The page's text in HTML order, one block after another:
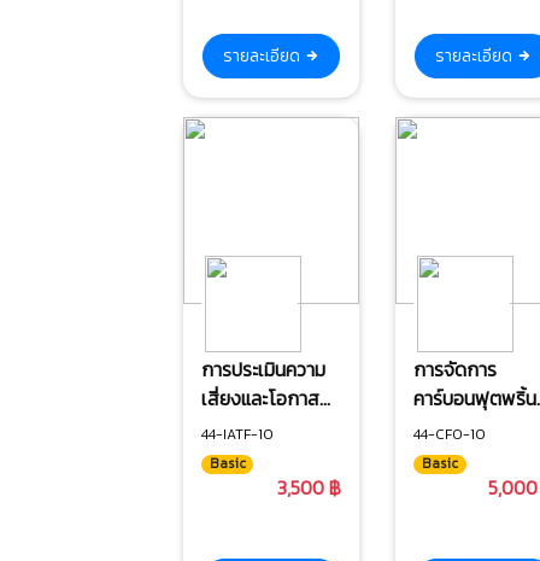
รายละเอียด รายละเอียด
การประเมินความ
เสี่ยงและโอกาส
สำหรับระบบบริหาร
คุณภาพ IATF
16949:2017
44-IATF-10
Basic
3,500 ฿
การจัดการ
คาร์บอนฟุตพริ้
ขององค์กร
44-CFO-10
Basic